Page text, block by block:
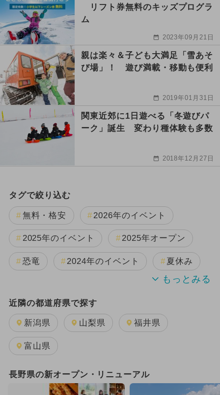
リフト券無料のキッズプログラ
ム
2023年09月21日
親は楽々＆子ども大満足「雪あそ
び場」！ 遊び満載・移動も便利
2019年01月31日
関東近郊に1日遊べる「冬遊びパ
ーク」誕生 変わり種体験も多数
2018年12月27日
タグで絞り込む
無料・格安 2026年のイベント
2025年のイベント 2025年オープン
恐竜 2024年のイベント 夏休み
2025年8月のイベント
2025年11月のイベント
2025年10月のイベント
2026年8月のイベント
近隣の都道府県で探す
新潟県 山梨県 福井県
富山県
長野県の新オープン・リニューアル